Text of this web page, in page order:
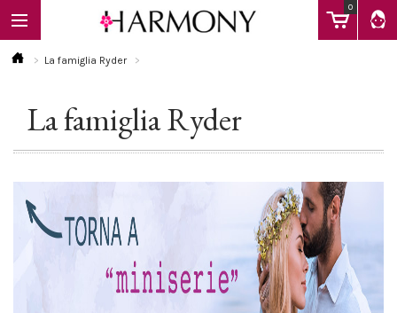
0
EBOOK
LIBRI
Calendario
La famiglia Ryder
La famiglia Ryder